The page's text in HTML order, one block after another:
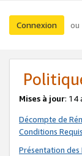
Connexion ou
Mises à jour: 14
Décompte de
Conditions
Présentation